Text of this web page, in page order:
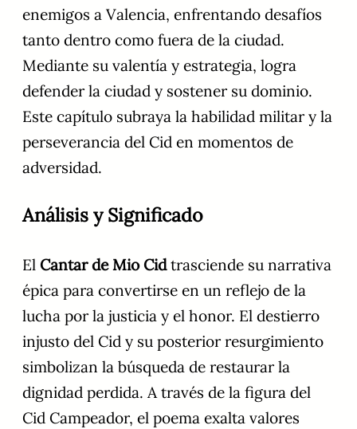
enemigos a Valencia, enfrentando desafíos
tanto dentro como fuera de la ciudad.
Mediante su valentía y estrategia, logra
defender la ciudad y sostener su dominio.
Este capítulo subraya la habilidad militar y la
perseverancia del Cid en momentos de
adversidad.
Análisis y Significado
El Cantar de Mio Cidtrasciende su narrativa
épica para convertirse en un reflejo de la
lucha por la justicia y el honor. El destierro
injusto del Cid y su posterior resurgimiento
simbolizan la búsqueda de restaurar la
dignidad perdida. A través de la figura del
Cid Campeador, el poema exalta valores